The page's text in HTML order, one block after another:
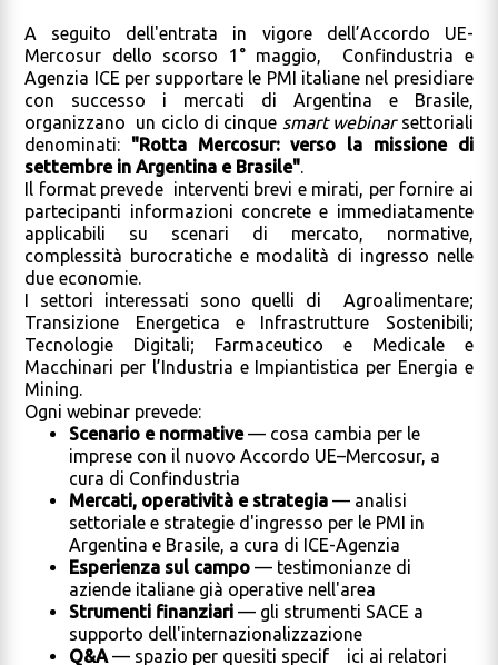
A seguito dell'entrata in vigore dell’Accordo UE-
Mercosur dello scorso 1° maggio, Confindustria e
Agenzia ICE per supportare le PMI italiane nel presidiare
con successo i mercati di Argentina e Brasile,
organizzano un ciclo di cinque smart webinarsettoriali
denominati: "Rotta Mercosur: verso la missione di
settembre in Argentina e Brasile".
Il format prevede interventi brevi e mirati, per fornire ai
partecipanti informazioni concrete e immediatamente
applicabili su scenari di mercato, normative,
complessità burocratiche e modalità di ingresso nelle
due economie.
I settori interessati sono quelli di Agroalimentare;
Transizione Energetica e Infrastrutture Sostenibili;
Tecnologie Digitali; Farmaceutico e Medicale e
Macchinari per l’Industria e Impiantistica per Energia e
Mining.
Ogni webinar prevede:
Scenario e normative— cosa cambia per le
imprese con il nuovo Accordo UE–Mercosur, a
cura di Confindustria
Mercati, operatività e strategia — analisi
settoriale e strategie d'ingresso per le PMI in
Argentina e Brasile, a cura di ICE-Agenzia
Esperienza sul campo — testimonianze di
aziende italiane già operative nell'area
Strumenti finanziari — gli strumenti SACE a
supporto dell'internazionalizzazione
Q&A— spazio per quesiti specif ici ai relatori